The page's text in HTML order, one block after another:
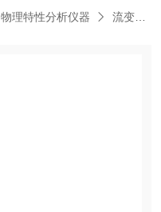
物理特性分析仪器 流变仪/粘度计